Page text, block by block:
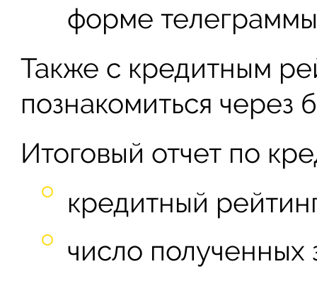
форме
Также с кредитным
познакомиться через
Итоговый отчет по
кредитный
число полученных